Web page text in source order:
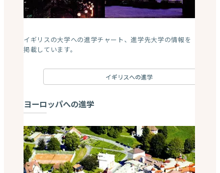
イギリスの大学への進学チャート、進学先大学の情報を
掲載しています。
イギリスへの進学
ヨーロッパへの進学